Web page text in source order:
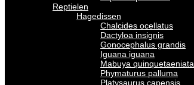
Reptielen
Hagedissen
Chalcides ocellatus
Dactyloa insignis
Gonocephalus grandis
Iguana iguana
Mabuya quinquetaeniata
Phymaturus palluma
Platysaurus capensis